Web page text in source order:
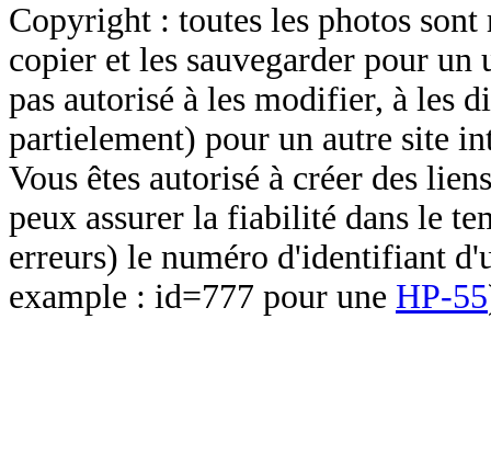
Copyright : toutes les photos sont
copier et les sauvegarder pour un
pas autorisé à les modifier, à les
partielement) pour un autre site
Vous êtes autorisé à créer des
peux assurer la fiabilité dans le
erreurs) le numéro d'identifiant
example : id=777 pour une HP-55